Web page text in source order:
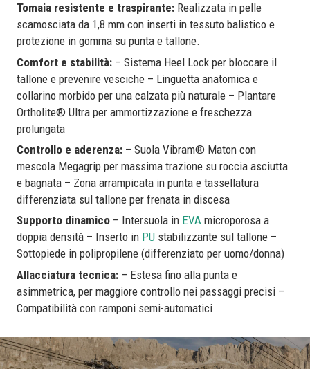
Tomaia resistente e traspirante: Realizzata in pelle
scamosciata da 1,8 mm con inserti in tessuto balistico e
protezione in gomma su punta e tallone.
Comfort e stabilità: – Sistema Heel Lock per bloccare il
tallone e prevenire vesciche – Linguetta anatomica e
collarino morbido per una calzata più naturale – Plantare
Ortholite® Ultra per ammortizzazione e freschezza
prolungata
Controllo e aderenza: – Suola Vibram® Maton con
mescola Megagrip per massima trazione su roccia asciutta
e bagnata – Zona arrampicata in punta e tassellatura
differenziata sul tallone per frenata in discesa
Supporto dinamico – Intersuola in EVA microporosa a
doppia densità – Inserto in PU stabilizzante sul tallone –
Sottopiede in polipropilene (differenziato per uomo/donna)
Allacciatura tecnica: – Estesa fino alla punta e
asimmetrica, per maggiore controllo nei passaggi precisi –
Compatibilità con ramponi semi-automatici